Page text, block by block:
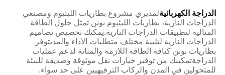
الدراجة الكهربائيةلمديري مشروع بطاريات الليثيوم ومصنعي
الدراجات النارية، بطاريات الليثيوم بونن تمثل حلول الطاقة
المثالية لتطبيقات الدراجات النارية.يمكنك تخصيص تصاميم
الدراجات النارية لتلبية مختلف متطلبات الأداء والمدىتوفر
بطاريات بونن كثافة الطاقة اللازمة والمتانة لدعم عمليات
الدراجةتمكينك من توفير خيارات نقل موثوقة وصديقة للبيئة
للمتجولين في المدن والركاب الترفيهيين على حد سواء.